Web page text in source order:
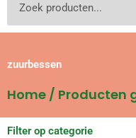
zuurbessen
Home / Producten
Filter op categorie